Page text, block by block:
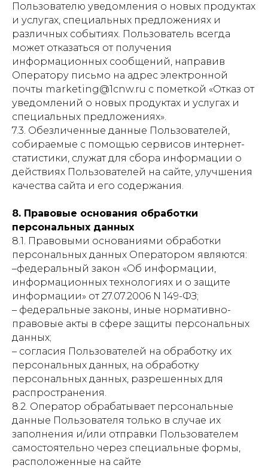
Пользователю уведомления о новых продуктах
и услугах, специальных предложениях и
различных событиях. Пользователь всегда
может отказаться от получения
информационных сообщений, направив
Оператору письмо на адрес электронной
почты marketing@1cnw.ru с пометкой «Отказ от
уведомлений о новых продуктах и услугах и
специальных предложениях».
7.3. Обезличенные данные Пользователей,
собираемые с помощью сервисов интернет-
статистики, служат для сбора информации о
действиях Пользователей на сайте, улучшения
качества сайта и его содержания.
8. Правовые основания обработки
персональных данных
8.1. Правовыми основаниями обработки
персональных данных Оператором являются:
–федеральный закон «Об информации,
информационных технологиях и о защите
информации» от 27.07.2006 N 149-ФЗ;
– федеральные законы, иные нормативно-
правовые акты в сфере защиты персональных
данных;
– согласия Пользователей на обработку их
персональных данных, на обработку
персональных данных, разрешенных для
распространения.
8.2. Оператор обрабатывает персональные
данные Пользователя только в случае их
заполнения и/или отправки Пользователем
самостоятельно через специальные формы,
расположенные на сайте